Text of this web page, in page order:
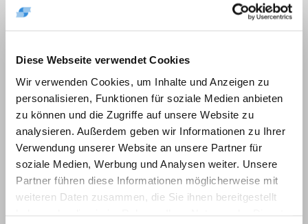
Diese Webseite verwendet Cookies
Wir verwenden Cookies, um Inhalte und Anzeigen zu
personalisieren, Funktionen für soziale Medien anbieten
zu können und die Zugriffe auf unsere Website zu
analysieren. Außerdem geben wir Informationen zu Ihrer
Verwendung unserer Website an unsere Partner für
soziale Medien, Werbung und Analysen weiter. Unsere
Partner führen diese Informationen möglicherweise mit
weiteren Daten zusammen, die Sie ihnen bereitgestellt
Zu etwas Besonderem haben meine Zeit bei
gemacht. So konnte ich viele Dinge nicht
Büchern erfahren, für deren Lektüre ich mir
neben meiner Arbeit immer Zeit nehmen
konnte, sondern aus lebendigen Erzählungen
und Erinnerungen. Dies war eine große
Bereicherung für mich. Ich habe mich sehr
Erinnerungen aus diesem Praktikum.
Catharina Richter